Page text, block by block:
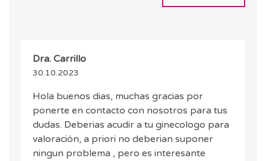
Dra. Carrillo
30.10.2023
Hola buenos dias, muchas gracias por
ponerte en contacto con nosotros para tus
dudas. Deberias acudir a tu ginecologo para
valoración, a priori no deberian suponer
ningun problema , pero es interesante